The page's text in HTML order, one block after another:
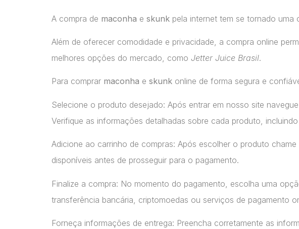
A compra de maconha e skunk pela internet tem se tornado
Além de oferecer comodidade e privacidade, a compra online
melhores opções do mercado, como Jetter Juice Brasil.
Para comprar maconha e skunk online de forma segura e
Selecione o produto desejado: Após entrar em nosso site
Verifique as informações detalhadas sobre cada produto,
Adicione ao carrinho de compras: Após escolher o produto
disponíveis antes de prosseguir para o pagamento.
Finalize a compra: No momento do pagamento, escolha uma
transferência bancária, criptomoedas ou serviços de pagamento
Forneça informações de entrega: Preencha corretamente as